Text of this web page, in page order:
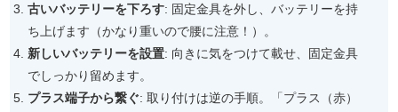
古いバッテリーを下ろす: 固定金具を外し、バッテリーを持
ち上げます（かなり重いので腰に注意！）。
新しいバッテリーを設置: 向きに気をつけて載せ、固定金具
でしっかり留めます。
プラス端子から繋ぐ: 取り付けは逆の手順。「プラス（赤）